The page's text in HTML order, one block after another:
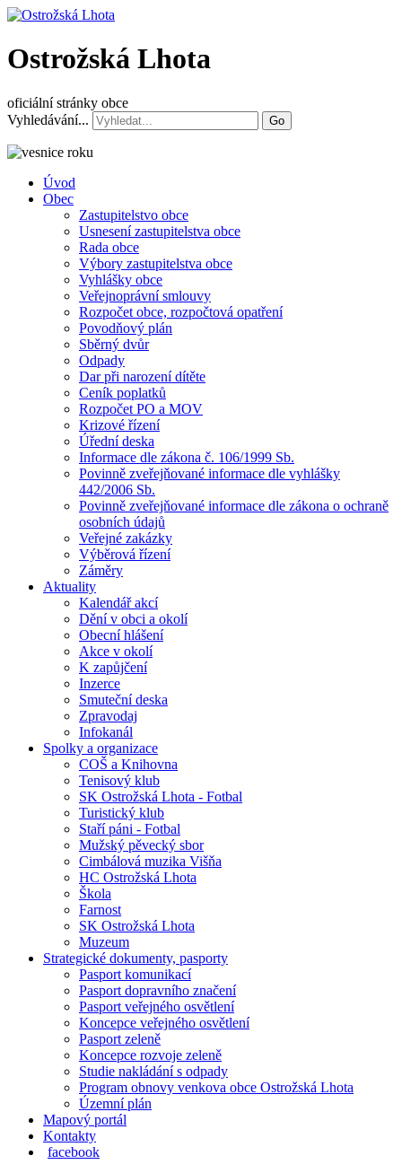
Ostrožská Lhota
oficiální stránky obce
Vyhledávání...
Go
Úvod
Obec
Zastupitelstvo obce
Usnesení zastupitelstva obce
Rada obce
Výbory zastupitelstva obce
Vyhlášky obce
Veřejnoprávní smlouvy
Rozpočet obce, rozpočtová opatření
Povodňový plán
Sběrný dvůr
Odpady
Dar při narození dítěte
Ceník poplatků
Rozpočet PO a MOV
Krizové řízení
Úřední deska
Informace dle zákona č. 106/1999 Sb.
Povinně zveřejňované informace dle vyhlášky
442/2006 Sb.
Povinně zveřejňované informace dle zákona o ochraně
osobních údajů
Veřejné zakázky
Výběrová řízení
Záměry
Aktuality
Kalendář akcí
Dění v obci a okolí
Obecní hlášení
Akce v okolí
K zapůjčení
Inzerce
Smuteční deska
Zpravodaj
Infokanál
Spolky a organizace
COŠ a Knihovna
Tenisový klub
SK Ostrožská Lhota - Fotbal
Turistický klub
Staří páni - Fotbal
Mužský pěvecký sbor
Cimbálová muzika Višňa
HC Ostrožská Lhota
Škola
Farnost
SK Ostrožská Lhota
Muzeum
Strategické dokumenty, pasporty
Pasport komunikací
Pasport dopravního značení
Pasport veřejného osvětlení
Koncepce veřejného osvětlení
Pasport zeleně
Koncepce rozvoje zeleně
Studie nakládání s odpady
Program obnovy venkova obce Ostrožská Lhota
Územní plán
Mapový portál
Kontakty
facebook